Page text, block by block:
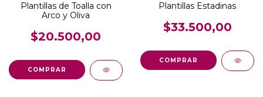
Plantillas de Toalla con
Arco y Oliva
$20.500,00
COMPRAR
Plantillas Estadinas
$33.500,00
COMPRAR